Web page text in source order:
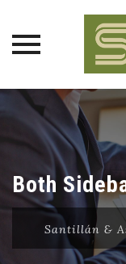
Saltar
contenido
Both
Santillán &